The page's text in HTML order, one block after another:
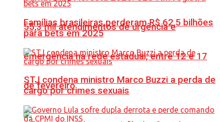
55,3 mil atendimentos de urgência e
emergência na rede estadual, entre 12 e 17
de fevereiro
Famílias brasileiras perderam R$ 62,5 bilhões
para bets em 2025
STJ condena ministro Marco Buzzi a perda de
cargo por crimes sexuais